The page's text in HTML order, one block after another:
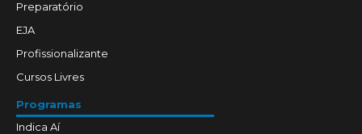
Preparatório
EJA
Profissionalizante
Cursos Livres
Programas
Indica Aí